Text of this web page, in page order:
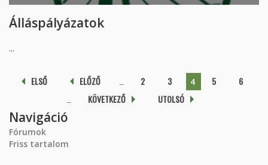
Álláspályázatok
...
Oldalak
ELSŐ ELŐZŐ 2 3 4 5
6
KÖVETKEZŐ UTOLSÓ
Navigáció
Fórumok
Friss tartalom